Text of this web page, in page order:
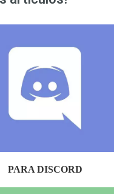
PARA DISCORD